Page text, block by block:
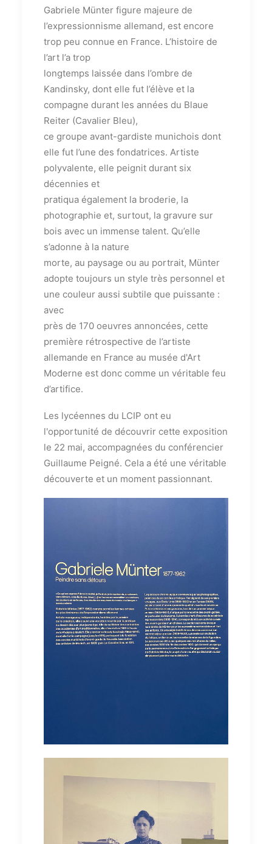
Gabriele Münter figure majeure de
l’expressionnisme allemand, est encore
trop peu connue en France. L’histoire de
l’art l’a trop
longtemps laissée dans l’ombre de
Kandinsky, dont elle fut l’élève et la
compagne durant les années du Blaue
Reiter (Cavalier Bleu),
ce groupe avant-gardiste munichois dont
elle fut l’une des fondatrices. Artiste
polyvalente, elle peignit durant six
décennies et
pratiqua également la broderie, la
photographie et, surtout, la gravure sur
bois avec un immense talent. Qu’elle
s’adonne à la nature
morte, au paysage ou au portrait, Münter
adopte toujours un style très personnel et
une couleur aussi subtile que puissante :
avec
près de 170 oeuvres annoncées, cette
première rétrospective de l’artiste
allemande en France au musée d'Art
Moderne est donc comme un véritable feu
d’artifice.
Les lycéennes du LCIP ont eu
l'opportunité de découvrir cette exposition
le 22 mai, accompagnées du conférencier
Guillaume Peigné. Cela a été une véritable
découverte et un moment passionnant.